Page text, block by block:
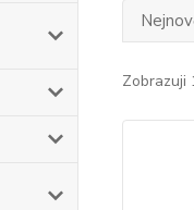
Zobrazuji